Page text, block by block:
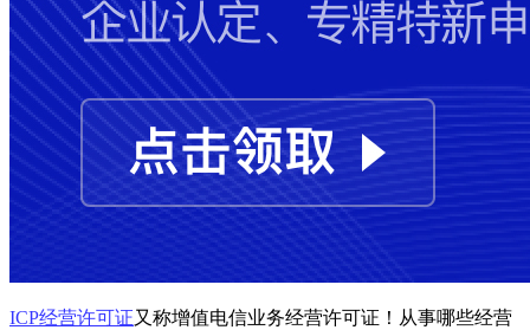
ICP经营许可证又称增值电信业务经营许可证！从事哪些经营